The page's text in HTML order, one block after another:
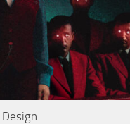
Design